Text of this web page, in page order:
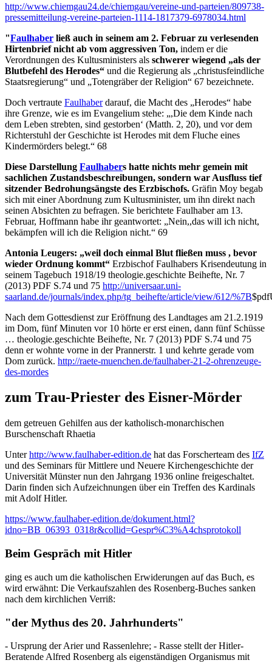
http://www.chiemgau24.de/chiemgau/vereine-und-parteien/809738-
pressemitteilung-vereine-parteien-1114-1817379-6978034.html
"Faulhaber ließ auch in seinem am 2. Februar zu verlesenden
Hirtenbrief nicht ab vom aggressiven Ton, indem er die
Verordnungen des Kultusministers als schwerer wiegend „als der
Blutbefehl des Herodes“ und die Regierung als „christusfeindliche
Staatsregierung“ und „Totengräber der Religion“ 67 bezeichnete.
Doch vertraute Faulhaberdarauf, die Macht des „Herodes“ habe
ihre Grenze, wie es im Evangelium stehe: „,Die dem Kinde nach
dem Leben strebten, sind gestorben‘ (Matth. 2, 20), und vor dem
Richterstuhl der Geschichte ist Herodes mit dem Fluche eines
Kindermörders belegt.“ 68
Diese Darstellung Faulhabers hatte nichts mehr gemein mit
sachlichen Zustandsbeschreibungen, sondern war Ausfluss tief
sitzender Bedrohungsängste des Erzbischofs. Gräfin Moy begab
sich mit einer Abordnung zum Kultusminister, um ihn direkt nach
seinen Absichten zu befragen. Sie berichtete Faulhaber am 13.
Februar, Hoffmann habe ihr geantwortet: „Nein,,das will ich nicht,
bekämpfen will ich die Religion nicht.“ 69
Antonia Leugers: „weil doch einmal Blut fließen muss , bevor
wieder Ordnung kommt“ Erzbischof Faulhabers Krisendeutung in
seinem Tagebuch 1918/19 theologie.geschichte Beihefte, Nr. 7
(2013) PDF S.74 und 75 http://universaar.uni-
saarland.de/journals/index.php/tg_beihefte/article/view/612/%7B
Nach dem Gottesdienst zur Eröffnung des Landtages am 21.2.1919
im Dom, fünf Minuten vor 10 hörte er erst einen, dann fünf Schüsse
… theologie.geschichte Beihefte, Nr. 7 (2013) PDF S.74 und 75
denn er wohnte vorne in der Prannerstr. 1 und kehrte gerade vom
Dom zurück. http://raete-muenchen.de/faulhaber-21-2-ohrenzeuge-
des-mordes
zum Trau-Priester des Eisner-Mörder
dem getreuen Gehilfen aus der katholisch-monarchischen
Burschenschaft Rhaetia
Unterhttp://www.faulhaber-edition.de hat das Forscherteam des IfZ
und des Seminars für Mittlere und Neuere Kirchengeschichte der
Universität Münster nun den Jahrgang 1936 online freigeschaltet.
Darin finden sich Aufzeichnungen über ein Treffen des Kardinals
mit Adolf Hitler.
https://www.faulhaber-edition.de/dokument.html?
idno=BB_06393_0318r&collid=Gespr%C3%A4chsprotokoll
Beim Gespräch mit Hitler
ging es auch um die katholischen Erwiderungen auf das Buch, es
wird erwähnt: Die Verkaufszahlen des Rosenberg-Buches sanken
nach dem kirchlichen Verriß:
"der Mythus des 20. Jahrhunderts"
- Ursprung der Arier und Rassenlehre; - Rasse stellt der Hitler-
Beratende Alfred Rosenberg als eigenständigen Organismus mit